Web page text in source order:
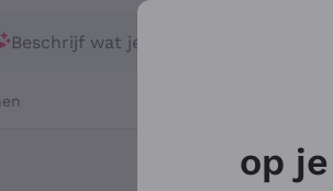
Beschrijf wat je zoekt
op